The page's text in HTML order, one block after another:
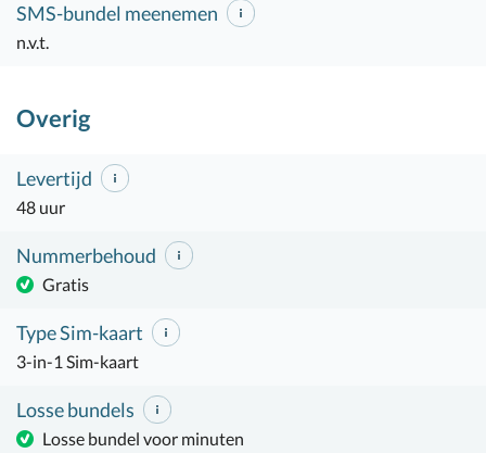
SMS-bundel meenemen
n.v.t.
Overig
Levertijd
48 uur
Nummerbehoud
Gratis
Type Sim-kaart
3-in-1 Sim-kaart
Losse bundels
Losse bundel voor minuten